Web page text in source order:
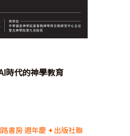
時代的神學教育
書房 週年慶 ✦出版社聯